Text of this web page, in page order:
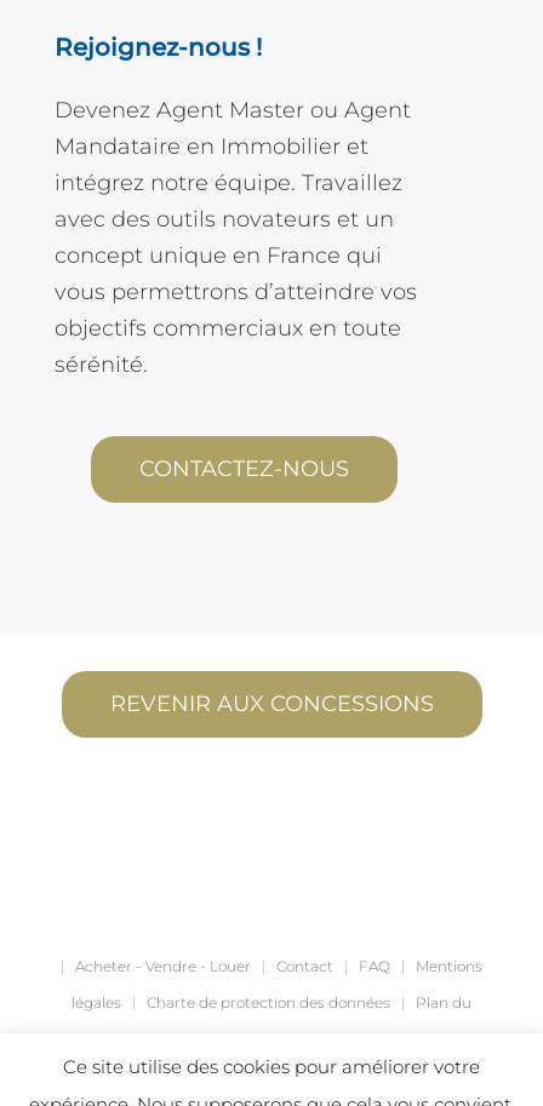
Rejoignez-nous !
Devenez Agent Master ou Agent
Mandataire en Immobilier et
intégrez notre équipe. Travaillez
avec des outils novateurs et un
concept unique en France qui
vous permettrons d’atteindre vos
objectifs commerciaux en toute
sérénité.
CONTACTEZ-NOUS
REVENIR AUX CONCESSIONS
| Acheter - Vendre - Louer | Contact | FAQ | Mentions
légales | Charte de protection des données | Plan du
Ce site utilise des cookies pour améliorer votre